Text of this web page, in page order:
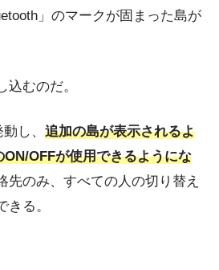
」のマークが固まった島が
込むのだ。
し、 追加の島が表示されるよ
OFFが使用できるようにな
先のみ、すべての人の切り替え
きる。